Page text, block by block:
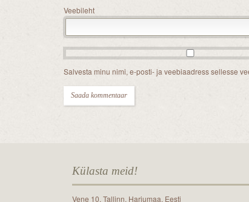
Veebileht
Salvesta minu nimi, e-posti- ja veebiaadress sellesse
Külasta meid!
Vene 10, Tallinn, Harjumaa, Eesti